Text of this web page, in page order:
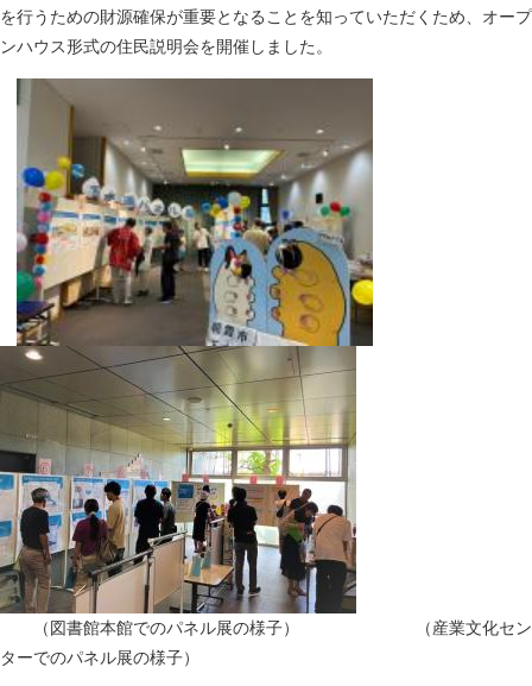
を行うための財源確保が重要となることを知っていただくため、オープ
ンハウス形式の住民説明会を開催しました。
（図書館本館でのパネル展の様子） （産業文化セン
ターでのパネル展の様子）